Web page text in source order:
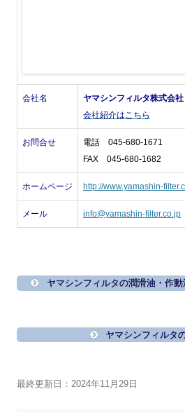
会社名
ヤマシンフィルタ株式会社
会社紹介はこちら
お問合せ
電話 045-680-1671
FAX 045-680-1682
ホームページ http://www.yamashin-
メール info@yamashin-filter.co.jp
ヤマシンフィルタの潤滑油・作
ヤマシンフィルタ
最終更新日：2024年11月29日